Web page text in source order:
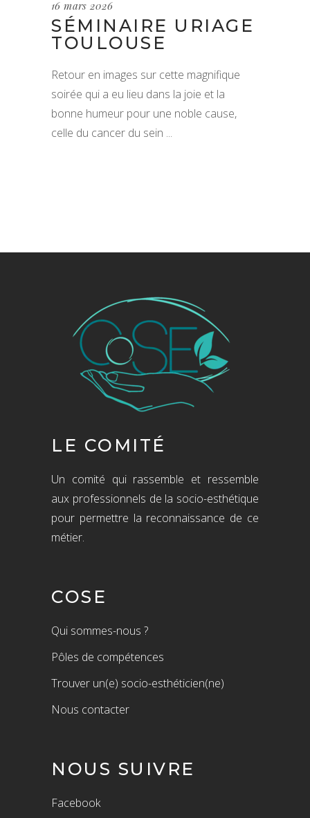
16 mars 2026
SÉMINAIRE URIAGE
TOULOUSE
Retour en images sur cette magnifique
soirée qui a eu lieu dans la joie et la
bonne humeur pour une noble cause,
celle du cancer du sein
LE COMITÉ
Un comité qui rassemble et ressemble
aux professionnels de la socio-esthétique
pour permettre la reconnaissance de ce
métier.
COSE
Qui sommes-nous ?
Pôles de compétences
Trouver un(e) socio-esthéticien(ne)
Nous contacter
NOUS SUIVRE
Facebook